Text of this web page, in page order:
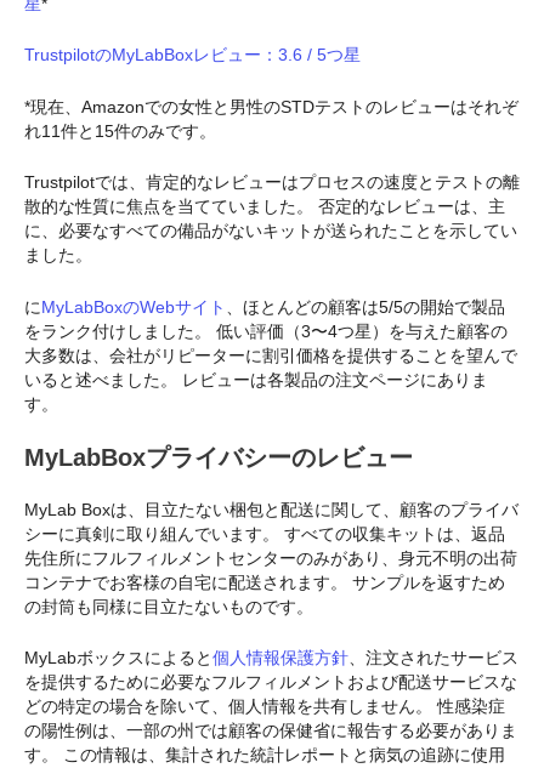
TrustpilotのMyLabBoxレビュー：3.6 / 5つ星
*現在、Amazonでの女性と男性のSTDテストのレビューはそれぞ
れ11件と15件のみです。
Trustpilotでは、肯定的なレビューはプロセスの速度とテストの離
散的な性質に焦点を当てていました。 否定的なレビューは、主
に、必要なすべての備品がないキットが送られたことを示してい
ました。
にMyLabBoxのWebサイト
、ほとんどの顧客は5/5の開始で製品
をランク付けしました。 低い評価（3〜4つ星）を与えた顧客の
大多数は、会社がリピーターに割引価格を提供することを望んで
いると述べました。 レビューは各製品の注文ページにありま
す。
MyLabBoxプライバシーのレビュー
MyLab Boxは、目立たない梱包と配送に関して、顧客のプライバ
シーに真剣に取り組んでいます。 すべての収集キットは、返品
先住所にフルフィルメントセンターのみがあり、身元不明の出荷
コンテナでお客様の自宅に配送されます。 サンプルを返すため
の封筒も同様に目立たないものです。
MyLabボックスによると個人情報保護方針、注文されたサービス
を提供するために必要なフルフィルメントおよび配送サービスな
どの特定の場合を除いて、個人情報を共有しません。 性感染症
の陽性例は、一部の州では顧客の保健省に報告する必要がありま
す。 この情報は、集計された統計レポートと病気の追跡に使用